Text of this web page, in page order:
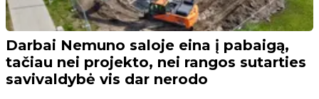
Darbai Nemuno saloje eina į pabaigą,
tačiau nei projekto, nei rangos sutarties
savivaldybė vis dar nerodo